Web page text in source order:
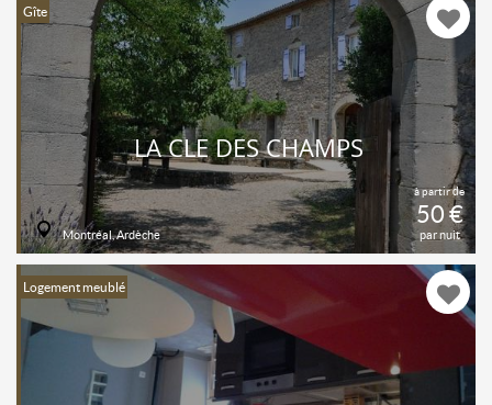
Gîte
à partir de
50 €
par nuit
LA CLE DES CHAMPS
Montréal, Ardèche
Logement meublé